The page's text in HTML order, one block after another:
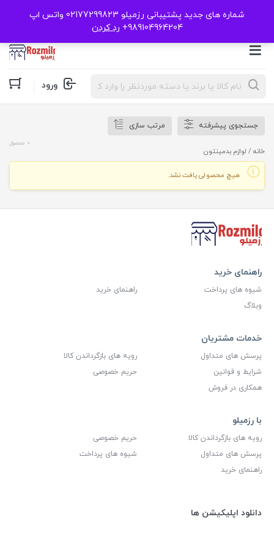
شماره های جدید پشتیبانی رزمیلو 02177299823 واتس اپ
989104964204+
رد کردن
Products
search ورود
جستجوی پیشرفته مرتب سازی
خانه / لوازم بدمینتون
0 محصول
هیچ محصولی یافت نشد.
راهنمای خرید
شیوه های پرداخت
راهنمای خرید
وبلاگ
خدمات مشتریان
پرسش های متداول
رویه های بازگرداندن کالا
شرایط و قوانین
حریم خصوصی
همکاری در فروش
با رزمیلو
رویه های بازگرداندن کالا
حریم خصوصی
پرسش های متداول
شیوه های پرداخت
راهنمای خرید
دانلود اپلیکیشن ها